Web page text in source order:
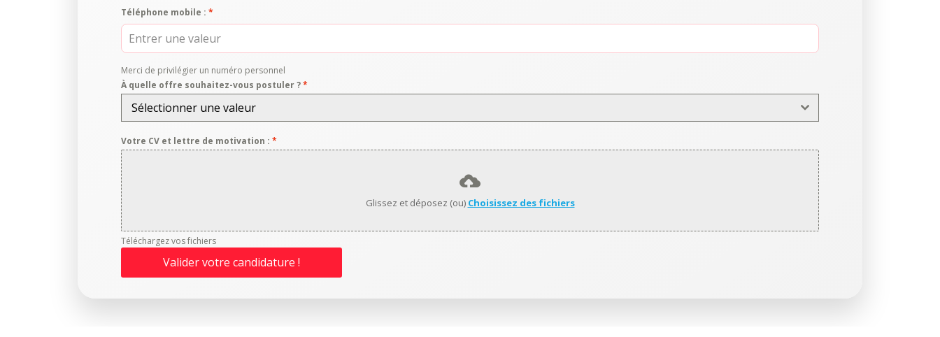
Téléphone mobile : *
Merci de privilégier un numéro personnel
À quelle offre souhaitez-vous postuler ?*
Sélectionner une valeur
Votre CV et lettre de motivation : *
Glissez et déposez (ou) Choisissez des fichiers
Téléchargez vos fichiers
Valider votre candidature !